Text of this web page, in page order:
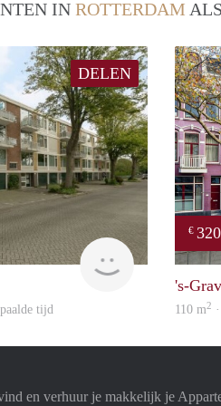
IN ROTTERDAM
DELEN
finder
tijd
€
's-
110 m2
en verhuur je makkelijk je